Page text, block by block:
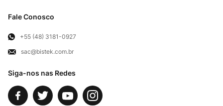
Siga-nos nas Redes
Troca e Devoluções
Exercício de Direito
Fale Conosco
Fale Conosco
+55 (48) 3181-0927
sac@bistek.com.br